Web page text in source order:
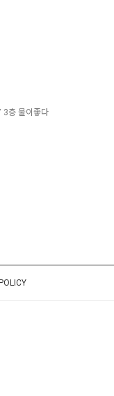
3층 물이좋다